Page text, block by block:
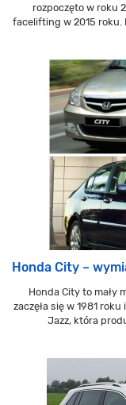
rozpoczęto w roku
facelifting w 2015 roku.
Honda City –
Honda City to mały
zaczęła się w 1981
Jazz, która